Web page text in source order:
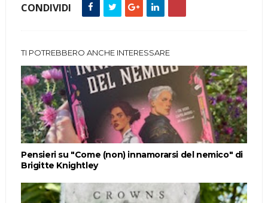
CONDIVIDI
TI POTREBBERO ANCHE INTERESSARE
Pensieri su "Come (non) innamorarsi del nemico" di
Brigitte Knightley